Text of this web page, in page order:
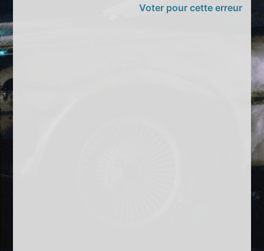
Voter pour cette erreur